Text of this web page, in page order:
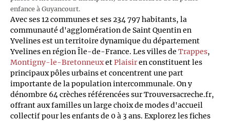
enfance à Guyancourt.
Avec ses 12 communes et ses 234 797 habitants, la
communauté d'agglomération de Saint Quentin en
Yvelines est un territoire dynamique du département
Yvelines en région Île-de-France. Les villes de Trappes,
Montigny-le-BretonneuxetPlaisiren constituent les
principaux pôles urbains et concentrent une part
importante de la population intercommunale. On y
dénombre 64 crèches référencées sur Trouversacreche.fr,
offrant aux familles un large choix de modes d'accueil
collectif pour les enfants de 0 à 3 ans. Explorez les fiches